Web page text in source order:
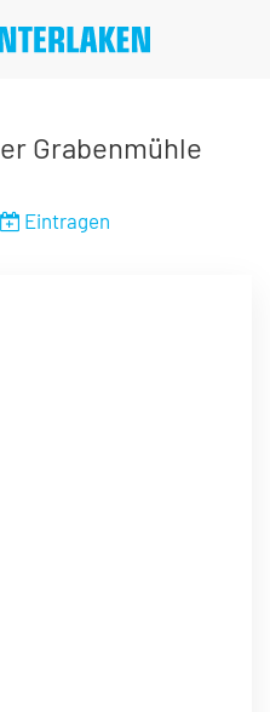
Grabenmühle
Eintragen